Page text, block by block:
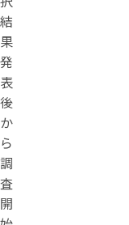
結
果
発
表
後
か
ら
調
査
開